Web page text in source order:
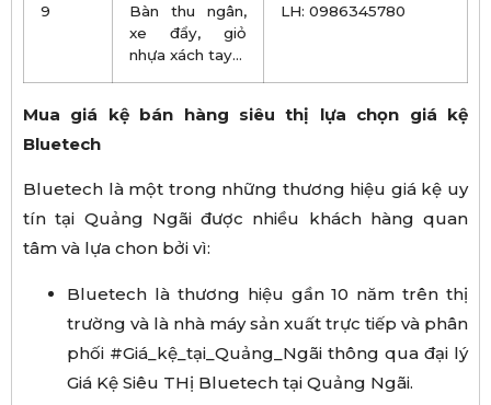
9
Bàn thu ngân,
xe đẩy, giỏ
nhựa xách tay…
LH: 0986345780
Mua giá kệ bán hàng siêu thị lựa chọn giá kệ
Bluetech
Bluetech là một trong những thương hiệu giá kệ uy
tín tại Quảng Ngãi được nhiều khách hàng quan
tâm và lựa chon bởi vì:
Bluetech là thương hiệu gần 10 năm trên thị
trường và là nhà máy sản xuất trực tiếp và phân
phối #Giá_kệ_tại_Quảng_Ngãi thông qua đại lý
Giá Kệ Siêu THị Bluetech tại Quảng Ngãi.